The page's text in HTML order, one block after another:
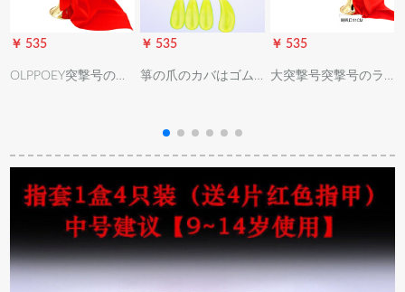
￥ 535
OLPPOEY突撃号のミ
工芸音楽器の铜小歩
号(32*11)290グラム
の赤い布を配合しま
￥ 535
箏の爪のカバはゴム
格しました。テ-トシ
ガレゲル义甲古箏の
部品の大きさとイズ
の左手(绿色の爪)
￥ 535
大突撃号突撃号のラ
大股号に赤い布を配
している（34*11）